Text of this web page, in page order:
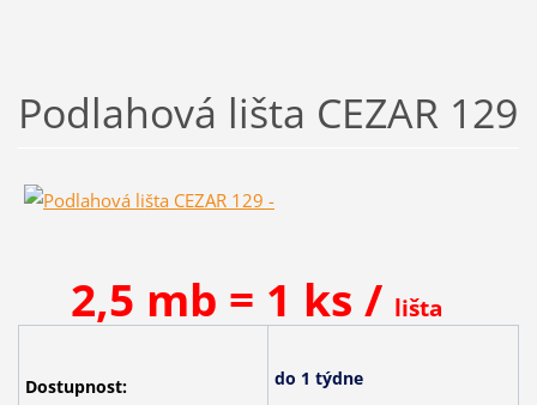
Podlahová lišta CEZAR 129
2,5 mb = 1 ks / lišta
Dostupnost: do 1 týdne